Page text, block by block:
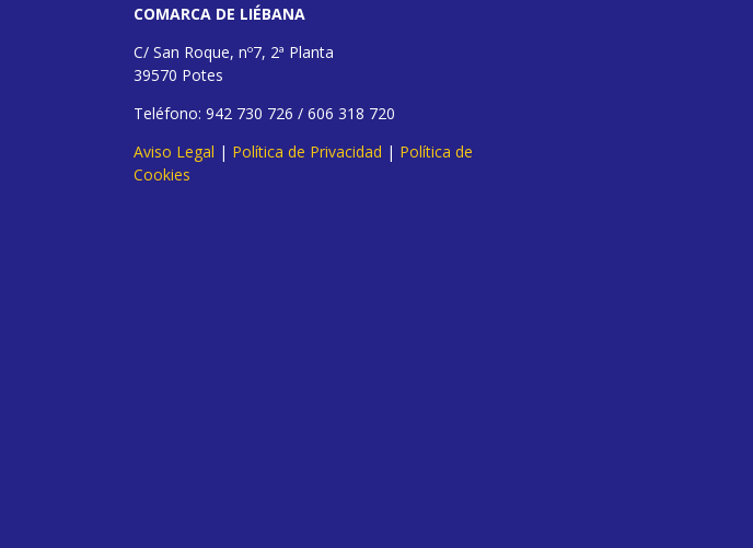
COMARCA DE LIÉBANA
C/ San Roque, nº7, 2ª Planta
39570 Potes
Teléfono: 942 730 726 / 606 318 720
Aviso Legal | Política de Privacidad | Política de
Cookies